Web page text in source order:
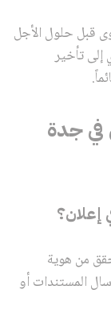
قبل حلول الأجل
تأخير
في جدة
إعلان؟
من هوية
المستندات أو